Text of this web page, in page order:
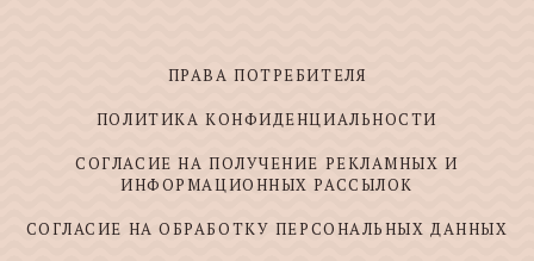
ПРАВА ПОТРЕБИТЕЛЯ
ПОЛИТИКА КОНФИДЕНЦИАЛЬНОСТИ
СОГЛАСИЕ НА ПОЛУЧЕНИЕ РЕКЛАМНЫХ И
ИНФОРМАЦИОННЫХ РАССЫЛОК
СОГЛАСИЕ НА ОБРАБОТКУ ПЕРСОНАЛЬНЫХ ДАННЫХ